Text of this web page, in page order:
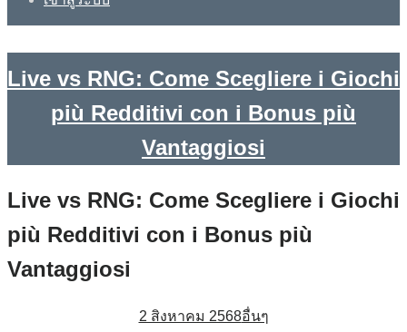
Live vs RNG: Come Scegliere i Giochi
più Redditivi con i Bonus più
Vantaggiosi
Live vs RNG: Come Scegliere i Giochi
più Redditivi con i Bonus più
Vantaggiosi
2 สิงหาคม 2568อื่นๆ